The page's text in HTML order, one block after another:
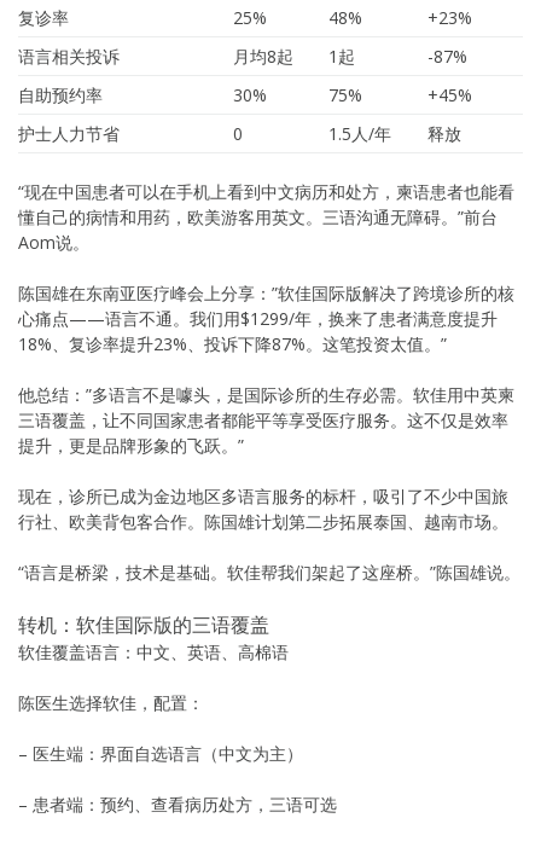
复诊率 25% 48%
+23%
语言相关投诉
月均8起 1起
-87%
自助预约率
30% 75%
+45%
护士人力节省
0 1.5人/年 释放
“现在中国患者可以在手机上看到中文病历和处方，柬语患者也能看
懂自己的病情和用药，欧美游客用英文。三语沟通无障碍。”前台
Aom说。
陈国雄在东南亚医疗峰会上分享：”软佳国际版解决了跨境诊所的核
心痛点——语言不通。我们用$1299/年，换来了患者满意度提升
18%、复诊率提升23%、投诉下降87%。这笔投资太值。”
他总结：”多语言不是噱头，是国际诊所的生存必需。软佳用中英柬
三语覆盖，让不同国家患者都能平等享受医疗服务。这不仅是效率
提升，更是品牌形象的飞跃。”
现在，诊所已成为金边地区多语言服务的标杆，吸引了不少中国旅
行社、欧美背包客合作。陈国雄计划第二步拓展泰国、越南市场。
“语言是桥梁，技术是基础。软佳帮我们架起了这座桥。”陈国雄说。
转机：软佳国际版的三语覆盖
软佳覆盖语言：中文、英语、高棉语
陈医生选择软佳，配置：
– 医生端：界面自选语言（中文为主）
– 患者端：预约、查看病历处方，三语可选